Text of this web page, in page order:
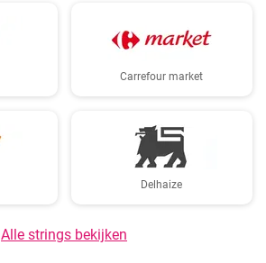
Carrefour market
Delhaize
Alle strings bekijken